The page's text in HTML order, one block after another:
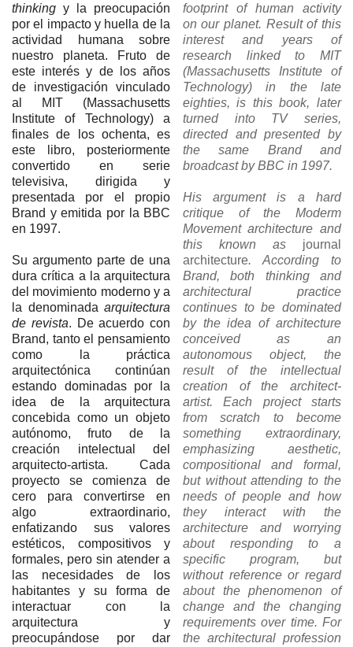
thinking y la preocupación
por el impacto y huella de la
actividad humana sobre
nuestro planeta. Fruto de
este interés y de los años
de investigación vinculado
al MIT (Massachusetts
Institute of Technology) a
finales de los ochenta, es
este libro, posteriormente
convertido en serie
televisiva, dirigida y
presentada por el propio
Brand y emitida por la BBC
en 1997.
Su argumento parte de una
dura crítica a la arquitectura
del movimiento moderno y a
la denominadaarquitectura
de revista. De acuerdo con
Brand, tanto el pensamiento
como la práctica
arquitectónica continúan
estando dominadas por la
idea de la arquitectura
concebida como un objeto
autónomo, fruto de la
creación intelectual del
arquitecto-artista. Cada
proyecto se comienza de
cero para convertirse en
algo extraordinario,
enfatizando sus valores
estéticos, compositivos y
formales, pero sin atender a
las necesidades de los
habitantes y su forma de
interactuar con la
arquitectura y
preocupándose por dar
footprint of human activity
on our planet. Result of this
interest and years of
research linked to MIT
(Massachusetts Institute of
Technology) in the late
eighties, is this book, later
turned into TV series,
directed and presented by
the same Brand and
broadcast by BBC in 1997.
His argument is a hard
critique of the Moderm
Movement architecture and
this known as journal
architecture. According to
Brand, both thinking and
architectural practice
continues to be dominated
by the idea of architecture
conceived as an
autonomous object, the
result of the intellectual
creation of the architect-
artist. Each project starts
from scratch to become
something extraordinary,
emphasizing aesthetic,
compositional and formal,
but without attending to the
needs of people and how
they interact with the
architecture and worrying
about responding to a
specific program, but
without reference or regard
about the phenomenon of
change and the changing
requirements over time. For
the architectural profession